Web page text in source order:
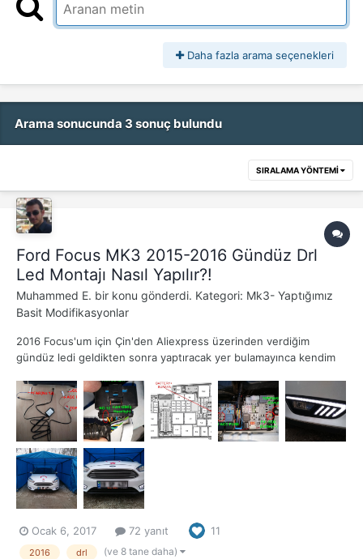
Daha fazla arama seçenekleri
Arama sonucunda 3 sonuç bulundu
SIRALAMA YÖNTEMI
Ford Focus MK3 2015-2016 Gündüz Drl
Led Montajı Nasıl Yapılır?!
Muhammed E. bir konu gönderdi. Kategori: Mk3- Yaptığımız
Basit Modifikasyonlar
2016 Focus'um için Çin'den Aliexpress üzerinden verdiğim
gündüz ledi geldikten sonra yaptıracak yer bulamayınca kendim
paylaşayım. Öncelikle gündüz led'lerini şu linkten pazarlıkla 80
dolara (yaklaşık 300TL) aldım. Bu arada...
Ocak 6, 2017 72 yanıt 11
2016 drl (ve 8 tane daha)